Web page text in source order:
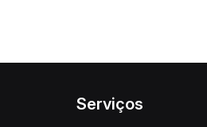
Serviços